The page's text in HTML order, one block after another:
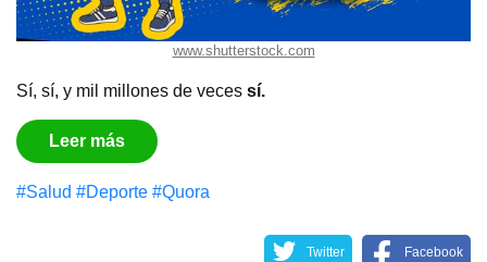
www.shutterstock.com
Sí, sí, y mil millones de veces sí.
Leer más
#Salud #Deporte #Quora
Twitter Facebook